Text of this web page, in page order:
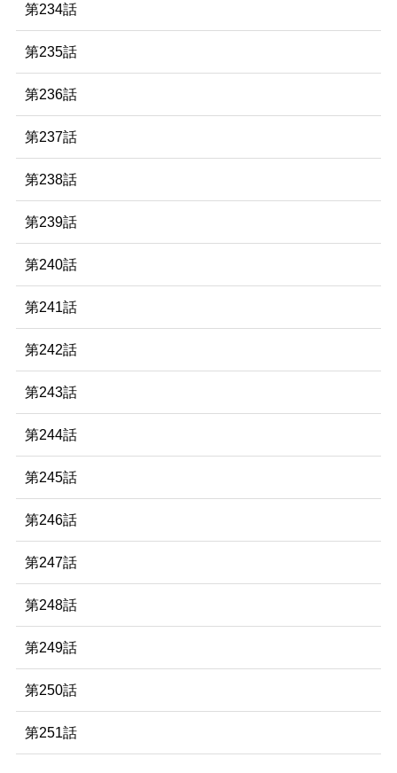
第234話
第235話
第236話
第237話
第238話
第239話
第240話
第241話
第242話
第243話
第244話
第245話
第246話
第247話
第248話
第249話
第250話
第251話